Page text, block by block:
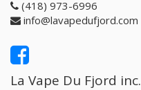
(418) 973-6996
info@lavapedufjord.com
La Vape Du Fjord inc.